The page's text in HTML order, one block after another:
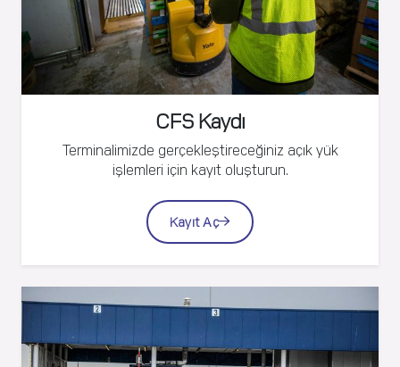
CFS Kaydı
Terminalimizde gerçekleştireceğiniz açık yük
işlemleri için kayıt oluşturun.
Kayıt Aç